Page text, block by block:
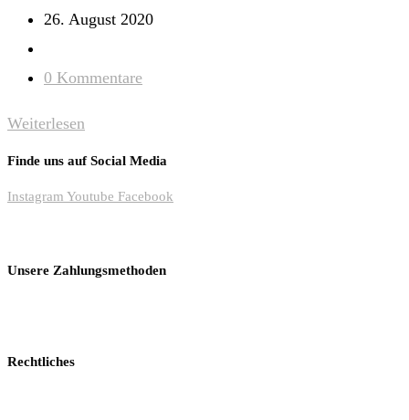
Autor:
Beitrag
26. August 2020
Kategorie:
Beitrags-
0 Kommentare
Weiterlesen
Finde uns auf Social Media
Instagram Youtube Facebook
Unsere Zahlungsmethoden
Rechtliches